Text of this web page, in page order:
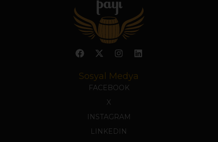
Sosyal Medya
FACEBOOK
X
INSTAGRAM
LINKEDIN